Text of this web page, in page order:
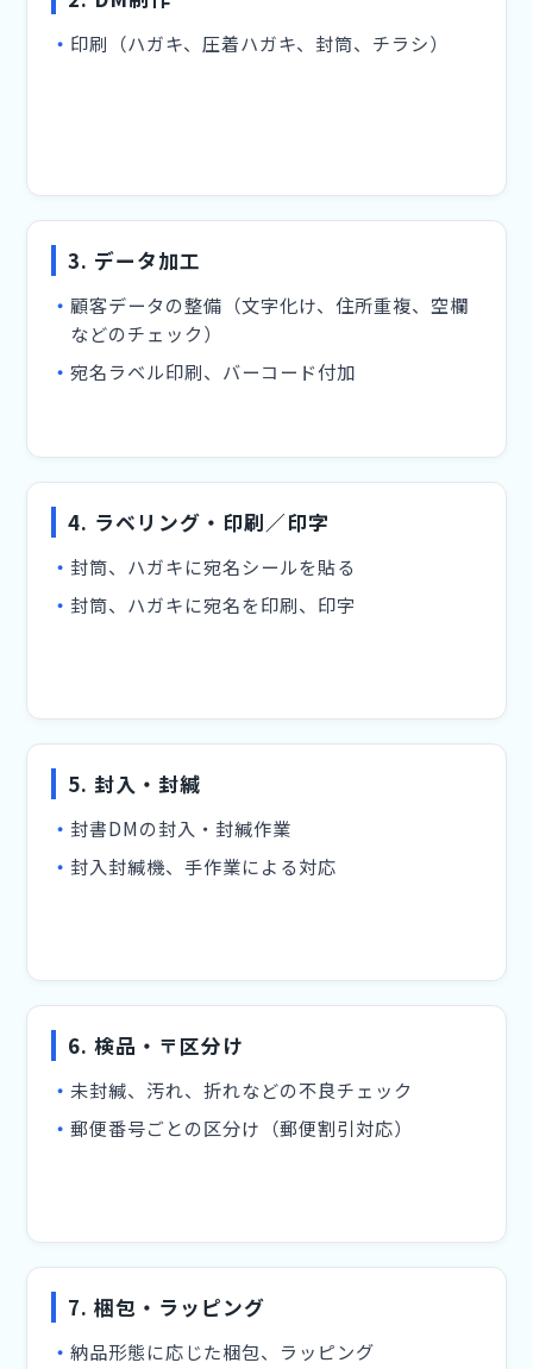
印刷（ハガキ、圧着ハガキ、封筒、チラシ）
3. データ加工
顧客データの整備（文字化け、住所重複、空欄
などのチェック）
宛名ラベル印刷、バーコード付加
4. ラベリング・印刷／印字
封筒、ハガキに宛名シールを貼る
封筒、ハガキに宛名を印刷、印字
5. 封入・封緘
封書DMの封入・封緘作業
封入封緘機、手作業による対応
6. 検品・〒区分け
未封緘、汚れ、折れなどの不良チェック
郵便番号ごとの区分け（郵便割引対応）
7. 梱包・ラッピング
納品形態に応じた梱包、ラッピング